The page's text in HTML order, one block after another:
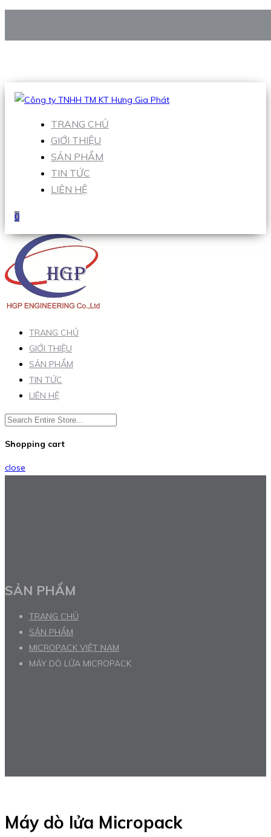
Hotline:0938 906 663
TRANG CHỦ
GIỚI THIỆU
SẢN PHẨM
TIN TỨC
LIÊN HỆ
0
TRANG CHỦ
GIỚI THIỆU
SẢN PHẨM
TIN TỨC
LIÊN HỆ
Shopping cart
close
SẢN PHẨM
TRANG CHỦ
SẢN PHẨM
MICROPACK VIỆT NAM
MÁY DÒ LỬA MICROPACK
Máy dò lửa Micropack